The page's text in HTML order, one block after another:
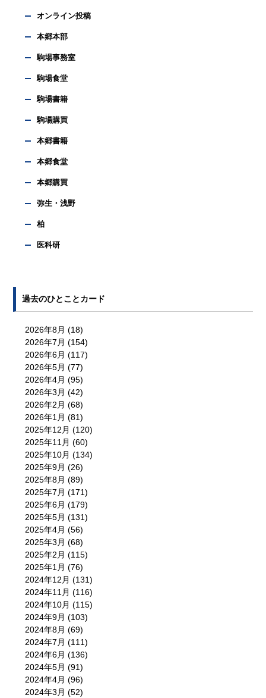
オンライン投稿
本郷本部
駒場事務室
駒場食堂
駒場書籍
駒場購買
本郷書籍
本郷食堂
本郷購買
弥生・浅野
柏
医科研
過去のひとことカード
2026年8月 (18)
2026年7月 (154)
2026年6月 (117)
2026年5月 (77)
2026年4月 (95)
2026年3月 (42)
2026年2月 (68)
2026年1月 (81)
2025年12月 (120)
2025年11月 (60)
2025年10月 (134)
2025年9月 (26)
2025年8月 (89)
2025年7月 (171)
2025年6月 (179)
2025年5月 (131)
2025年4月 (56)
2025年3月 (68)
2025年2月 (115)
2025年1月 (76)
2024年12月 (131)
2024年11月 (116)
2024年10月 (115)
2024年9月 (103)
2024年8月 (69)
2024年7月 (111)
2024年6月 (136)
2024年5月 (91)
2024年4月 (96)
2024年3月 (52)